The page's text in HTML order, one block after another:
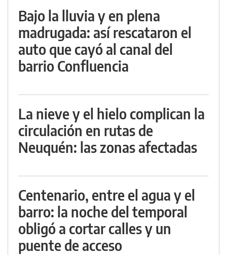
Bajo la lluvia y en plena
madrugada: así rescataron el
auto que cayó al canal del
barrio Confluencia
La nieve y el hielo complican la
circulación en rutas de
Neuquén: las zonas afectadas
Centenario, entre el agua y el
barro: la noche del temporal
obligó a cortar calles y un
puente de acceso